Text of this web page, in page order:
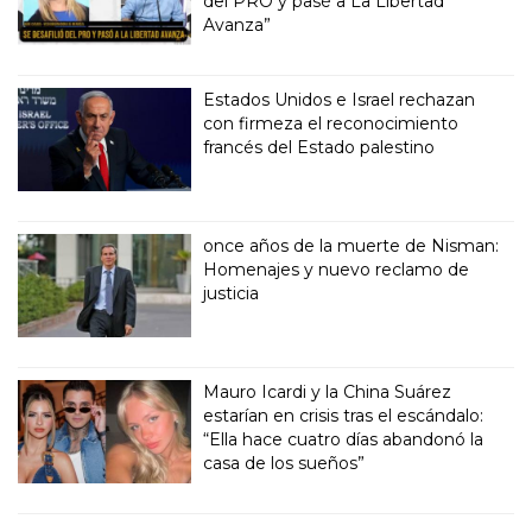
Avanza”
Estados Unidos e Israel rechazan
con firmeza el reconocimiento
francés del Estado palestino
once años de la muerte de Nisman:
Homenajes y nuevo reclamo de
justicia
Mauro Icardi y la China Suárez
estarían en crisis tras el escándalo:
“Ella hace cuatro días abandonó la
casa de los sueños”